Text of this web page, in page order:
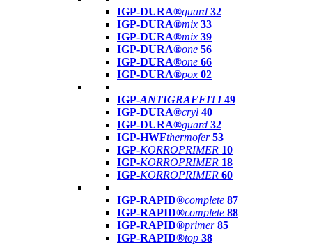
IGP-DURA®guard 32
IGP-DURA®mix 33
IGP-DURA®mix 39
IGP-DURA®one 56
IGP-DURA®one 66
IGP-DURA®pox 02
IGP-ANTIGRAFFITI49
IGP-DURA®cryl 40
IGP-DURA®guard 32
IGP-HWFthermofer 53
IGP-KORROPRIMER 10
IGP-KORROPRIMER 18
IGP-KORROPRIMER 60
IGP-RAPID®complete 87
IGP-RAPID®complete 88
IGP-RAPID®primer 85
IGP-RAPID®top 38